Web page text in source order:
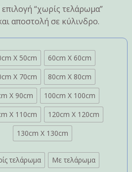
“χωρίς τελάρωμα”
αποστολή σε κύλινδρο.
X 50cm
60cm X 60cm
X 70cm
80cm X 80cm
X 90cm
100cm X 100cm
X 110cm
120cm X 120cm
130cm X 130cm
τελάρωμα Με τελάρωμα